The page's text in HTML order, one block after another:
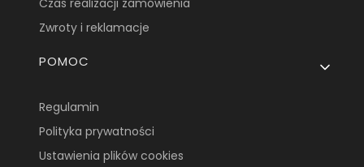
Zwroty i reklamacje
POMOC
Regulamin
Polityka prywatności
Ustawienia plików cookies